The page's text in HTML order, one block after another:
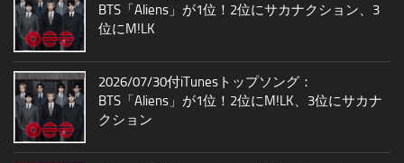
BTS「Aliens」が1位！2位にサカナクション、3
位にM!LK
2026/07/30付iTunesトップソング：
BTS「Aliens」が1位！2位にM!LK、3位にサカナ
クション